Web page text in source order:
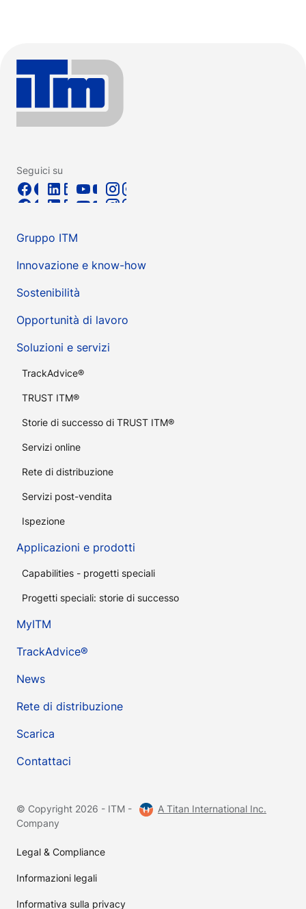
Seguici su
Gruppo ITM
Innovazione e know-how
Sostenibilità
Opportunità di lavoro
Soluzioni e servizi
TrackAdvice®
TRUST ITM®
Storie di successo di TRUST ITM®
Servizi online
Rete di distribuzione
Servizi post-vendita
Ispezione
Applicazioni e prodotti
Capabilities - progetti speciali
Progetti speciali: storie di successo
MyITM
TrackAdvice®
News
Rete di distribuzione
Scarica
Contattaci
© Copyright 2026 - ITM -
A Titan International Inc.
Company
Legal & Compliance
Informazioni legali
Informativa sulla privacy